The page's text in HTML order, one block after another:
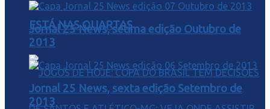
ESTÁ NAS QUARTAS
Jornal 25 News, sétima edição Outubro de
2013
Jornal 25 News, sexta edição Setembro de
2013